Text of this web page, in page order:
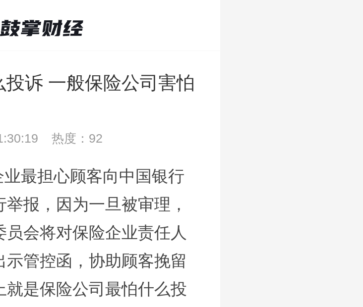
诉 一般保险公司害怕
热度：92
最担心顾客向中国银行
举报，因为一旦被审理，
员会将对保险企业责任人
管控函，协助顾客挽留
是保险公司最怕什么投